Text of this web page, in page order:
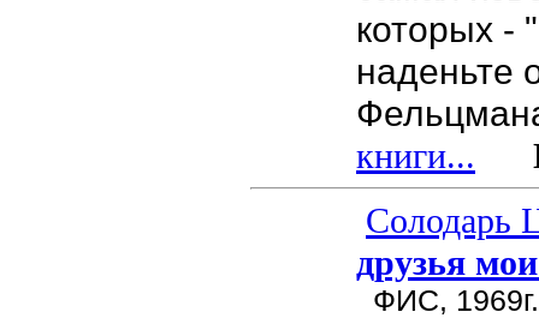
которых -
наденьте
книги...
Солодарь
друзья
ФИС,